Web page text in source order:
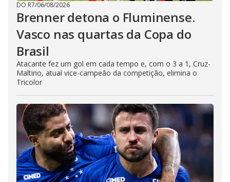
DO R7/06/08/2026
Brenner detona o Fluminense.
Vasco nas quartas da Copa do
Brasil
Atacante fez um gol em cada tempo e, com o 3 a 1, Cruz-
Maltino, atual vice-campeão da competição, elimina o
Tricolor